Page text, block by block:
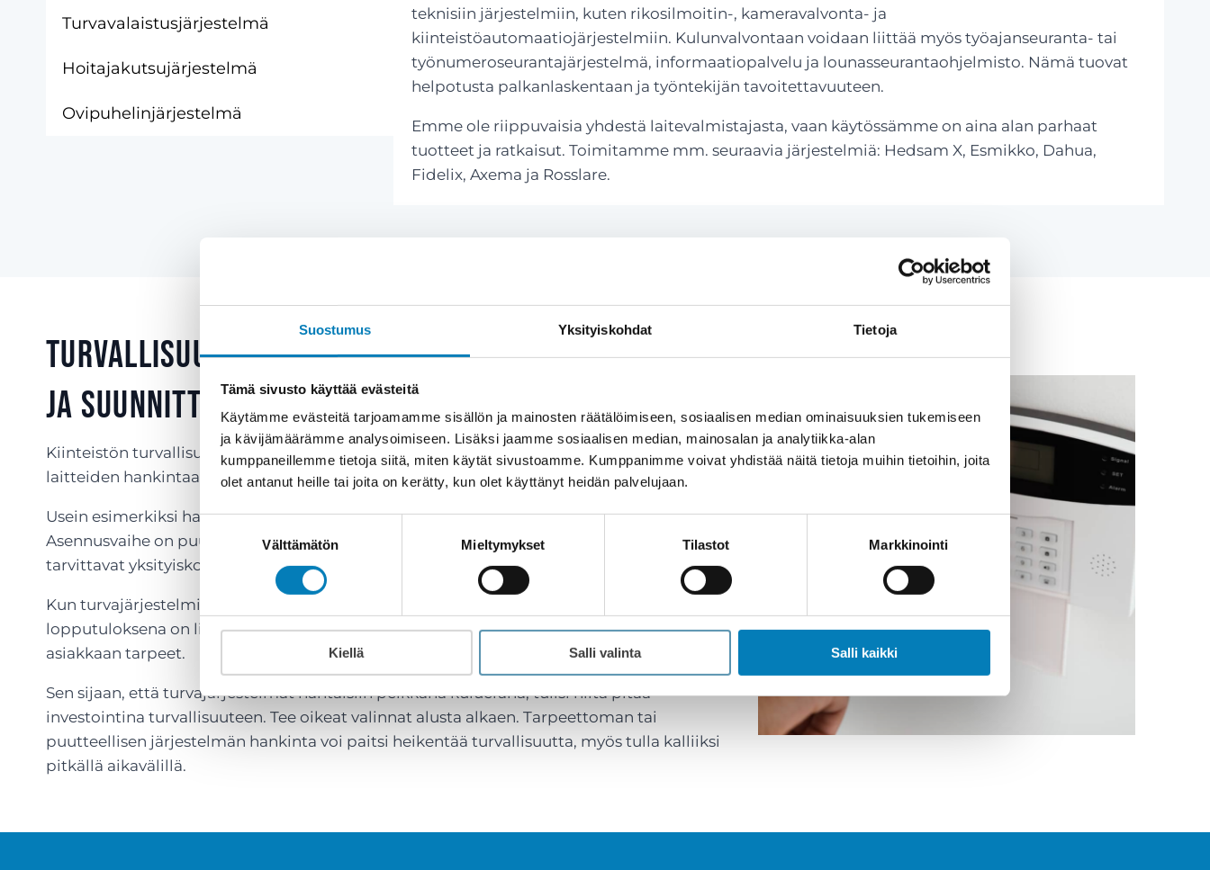
Suostumus Yksityiskohdat Tietoja
Tämä sivusto käyttää evästeitä
Käytämme evästeitä tarjoamamme sisällön ja mainosten räätälöimiseen, sosiaalisen median ominaisuuksien tukemiseen
ja kävijämäärämme analysoimiseen. Lisäksi jaamme sosiaalisen median, mainosalan ja analytiikka-alan
kumppaneillemme tietoja siitä, miten käytät sivustoamme. Kumppanimme voivat yhdistää näitä tietoja muihin tietoihin, joita
olet antanut heille tai joita on kerätty, kun olet käyttänyt heidän palvelujaan.
Suostumuksen
valinta
Välttämätön Mieltymykset Tilastot Markkinointi
Kiellä Salli valinta Salli kaikki
Turvavalaistusjärjestelmä
Hoitajakutsujärjestelmä
Ovipuhelinjärjestelmä
teknisiin järjestelmiin, kuten rikosilmoitin-, kameravalvonta- ja
kiinteistöautomaatiojärjestelmiin. Kulunvalvontaan voidaan liittää myös työajanseuranta- tai
työnumeroseurantajärjestelmä, informaatiopalvelu ja lounasseurantaohjelmisto. Nämä tuovat
helpotusta palkanlaskentaan ja työntekijän tavoitettavuuteen.
Emme ole riippuvaisia yhdestä laitevalmistajasta, vaan käytössämme on aina alan parhaat
tuotteet ja ratkaisut. Toimitamme mm. seuraavia järjestelmiä: Hedsam X, Esmikko, Dahua,
Fidelix, Axema ja Rosslare.
Turvallisuus vaatii kokonaisvaltaista ymmärrystä
ja suunnittelua
Kiinteistön turvallisuuden takaaminen vaatii kokonaisvaltaista suunnittelua, ei pelkkää
laitteiden hankintaa sieltä sun täältä.
Usein esimerkiksi hankitaan kamerat kiinteistöön ilman ymmärrystä kokonaistarpeesta.
Asennusvaihe on puutteellinen, jolloin kuvataan väärää kohtaa tai kuvasta ei erotu
tarvittavat yksityiskohdat. Pelkkä kamera ei ole automaattisesti turvallisuuden tae.
Kun turvajärjestelmiä ei suunnittele ja toteuta turvallisuusalan ammattilainen,
lopputuloksena on liian usein pelkkä rahan tuhlaus. Ammattilainen osaa kysyä ja kartoittaa
asiakkaan tarpeet.
Sen sijaan, että turvajärjestelmät nähtäisiin pelkkänä kulueränä, tulisi niitä pitää
investointina turvallisuuteen. Tee oikeat valinnat alusta alkaen. Tarpeettoman tai
puutteellisen järjestelmän hankinta voi paitsi heikentää turvallisuutta, myös tulla kalliiksi
pitkällä aikavälillä.